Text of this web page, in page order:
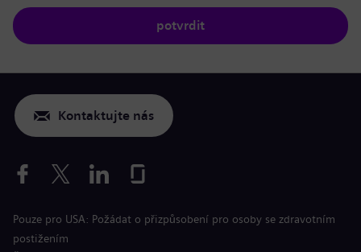
potvrdit
Kontaktujte nás
Pouze pro USA: Požádat o přizpůsobení pro osoby se zdravotním
postižením